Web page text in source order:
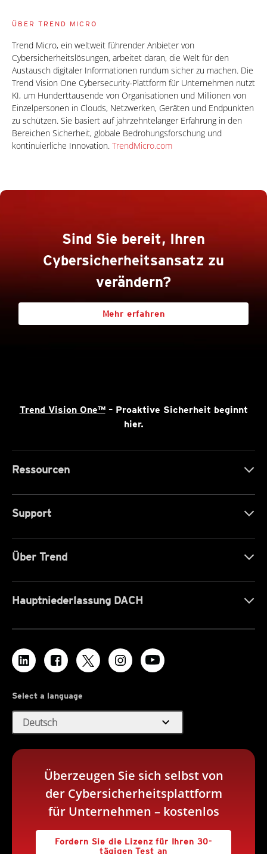
ÜBER TREND MICRO
Trend Micro, ein weltweit führender Anbieter von
Cybersicherheitslösungen, arbeitet daran, die Welt für den
Austausch digitaler Informationen rundum sicher zu machen. Die
Trend Vision One Cybersecurity-Plattform für Unternehmen nutzt
KI, um Hunderttausende von Organisationen und Millionen von
Einzelpersonen in Clouds, Netzwerken, Geräten und Endpunkten
zu schützen. Sie basiert auf jahrzehntelanger Erfahrung in den
Bereichen Sicherheit, globale Bedrohungsforschung und
kontinuierliche Innovation. TrendMicro.com
Sind Sie bereit, Ihren
Cybersicherheitsansatz zu
verändern?
Mehr erfahren
Trend Vision One™– Proaktive Sicherheit beginnt
hier.
Ressourcen
Support
Über Trend
Hauptniederlassung DACH
Select a language
Deutsch expand_more
Überzeugen Sie sich selbst von
der Cybersicherheitsplattform
für Unternehmen – kostenlos
Fordern Sie die Lizenz für Ihren 30-
tägigen Test an